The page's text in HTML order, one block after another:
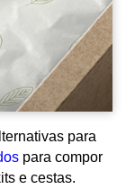
para compor
e cestas.